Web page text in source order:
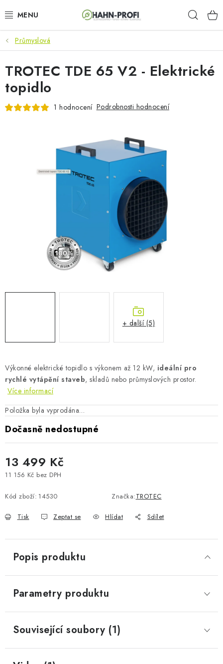
na
KLIMATIZACE
ELEKTROCENTRÁLY
ZAHRADNÍ TECHNIKA
ODVLHČOVAČE
ELEKTRICKÉ KRBY
Reklamace
Ochrana osobních údajů
Návody
Novinky Blog Reference Katalog
Průmyslová
Výkonné elektrické topidlo s výkonem až 12 kW, ideální pro
rychlé vytápění staveb, skladů nebo průmyslových prostor.
Více informací
Položka byla vyprodána…
Dočasně nedostupné
13 499 Kč
11 156 Kč bez DPH
Kód zboží: 14530 Značka:TROTEC
Tisk Zeptat se Hlídat Sdílet
TROTEC TDE 65 V2 - Elektrické
topidlo
1 hodnocení Podrobnosti hodnocení
+ další (5)
Popis produktu
Parametry produktu
Související soubory (1)